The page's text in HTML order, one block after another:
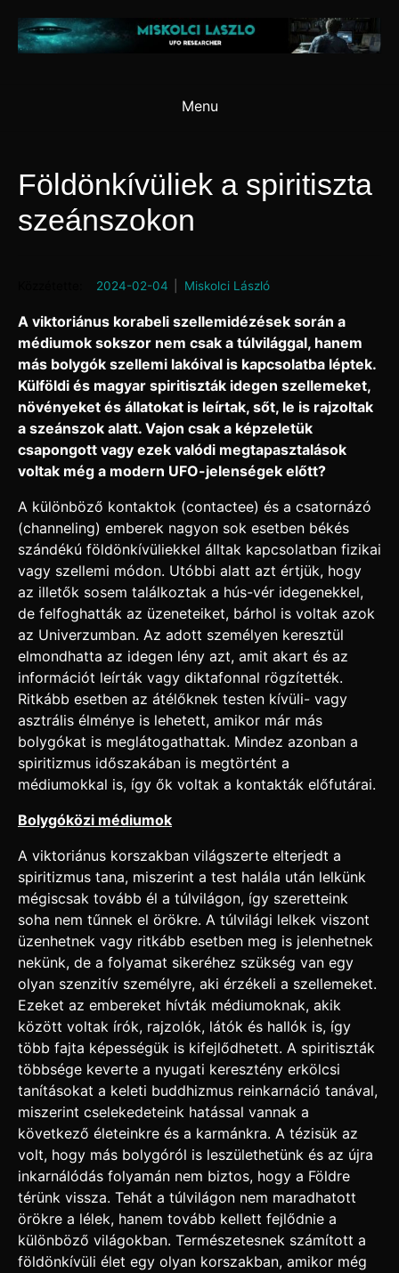
content
Menu
Földönkívüliek a spiritiszta
szeánszokon
2024-02-04by Miskolci László
A viktoriánus korabeli szellemidézések során a
médiumok sokszor nem csak a túlvilággal, hanem
más bolygók szellemi lakóival is kapcsolatba léptek.
Külföldi és magyar spiritiszták idegen szellemeket,
növényeket és állatokat is leírtak, sőt, le is rajzoltak
a szeánszok alatt. Vajon csak a képzeletük
csapongott vagy ezek valódi megtapasztalások
voltak még a modern UFO-jelenségek előtt?
A különböző kontaktok (contactee) és a csatornázó
(channeling) emberek nagyon sok esetben békés
szándékú földönkívüliekkel álltak kapcsolatban fizikai
vagy szellemi módon. Utóbbi alatt azt értjük, hogy
az illetők sosem találkoztak a hús-vér idegenekkel,
de felfoghatták az üzeneteiket, bárhol is voltak azok
az Univerzumban. Az adott személyen keresztül
elmondhatta az idegen lény azt, amit akart és az
információt leírták vagy diktafonnal rögzítették.
Ritkább esetben az átélőknek testen kívüli- vagy
asztrális élménye is lehetett, amikor már más
bolygókat is meglátogathattak. Mindez azonban a
spiritizmus időszakában is megtörtént a
médiumokkal is, így ők voltak a kontakták előfutárai.
Bolygóközi médiumok
A viktoriánus korszakban világszerte elterjedt a
spiritizmus tana, miszerint a test halála után lelkünk
mégiscsak tovább él a túlvilágon, így szeretteink
soha nem tűnnek el örökre. A túlvilági lelkek viszont
üzenhetnek vagy ritkább esetben meg is jelenhetnek
nekünk, de a folyamat sikeréhez szükség van egy
olyan szenzitív személyre, aki érzékeli a szellemeket.
Ezeket az embereket hívták médiumoknak, akik
között voltak írók, rajzolók, látók és hallók is, így
több fajta képességük is kifejlődhetett. A spiritiszták
többsége keverte a nyugati keresztény erkölcsi
tanításokat a keleti buddhizmus reinkarnáció tanával,
miszerint cselekedeteink hatással vannak a
következő életeinkre és a karmánkra. A tézisük az
volt, hogy más bolygóról is leszülethetünk és az újra
inkarnálódás folyamán nem biztos, hogy a Földre
térünk vissza. Tehát a túlvilágon nem maradhatott
örökre a lélek, hanem tovább kellett fejlődnie a
különböző világokban. Természetesnek számított a
földönkívüli élet egy olyan korszakban, amikor még